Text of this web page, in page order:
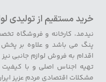
خرید مستقیم از تولیدی
نیدمد، کارخانه و فروشگاه
پنگ می باشد و علاوه بر
اقدام به فروش لوازم جانبی
تهیه اجناس اصلی و با کیفیت
مشکلات اقتصادی مردم عزیز